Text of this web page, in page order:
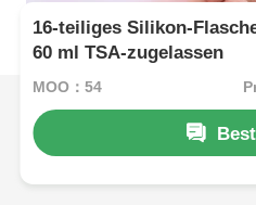
16-teiliges Silikon-
60 ml TSA-zugelassen
MOQ：54